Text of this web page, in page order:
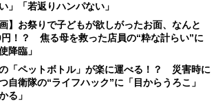
」「若返りハンパない」
画】お祭りで子どもが欲しがったお面、なんと
！？ 焦る母を救った店員の“粋な計らい”に
降臨」
「ペットボトル」が楽に運べる！？ 災害時に
自衛隊の“ライフハック”に「目からうろこ」
る」